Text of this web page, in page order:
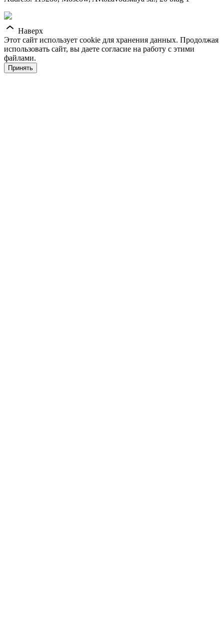
Наверх
Этот сайт использует cookie для хранения данных. Продолжая
использовать сайт, вы даете согласие на работу с этими
файлами.
Принять